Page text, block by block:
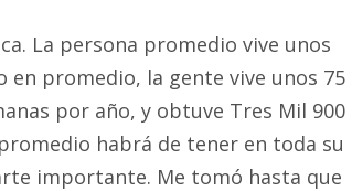
La persona promedio vive unos
en promedio, la gente vive unos 75
por año, y obtuve Tres Mil 900
habrá de tener en toda su
importante. Me tomó hasta que